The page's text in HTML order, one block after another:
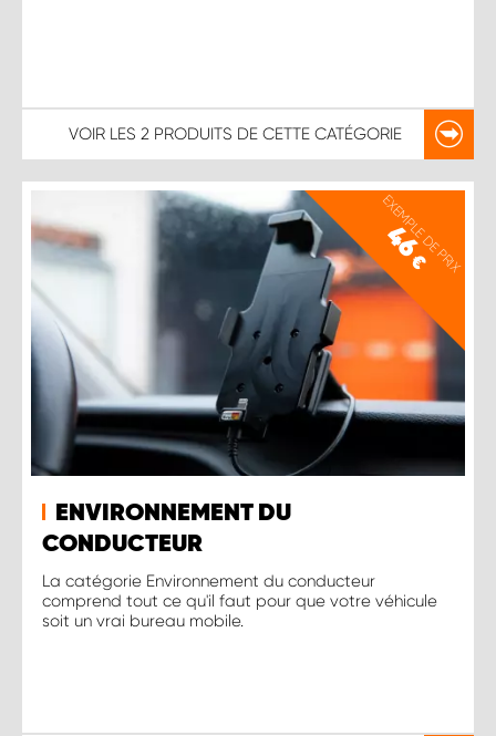
VOIR LES 2 PRODUITS DE CETTE CATÉGORIE
EXEMPLE DE PRIX
46
€
ENVIRONNEMENT DU
CONDUCTEUR
La catégorie Environnement du conducteur
comprend tout ce qu'il faut pour que votre véhicule
soit un vrai bureau mobile.